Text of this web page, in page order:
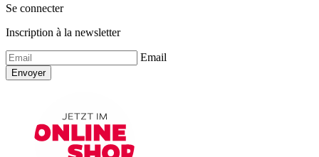
Se connecter
Inscription à la newsletter
Email
Envoyer